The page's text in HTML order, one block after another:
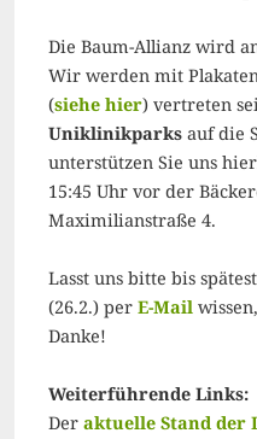
Die Baum-Allianz wird
Wir werden mit
(siehe hier) vertreten
Uniklinikparks auf die
unterstützen Sie uns
15:45 Uhr vor der
Maximilianstraße 4.
Lasst uns bitte bis
(26.2.) per E-Mail
Danke!
Weiterführende Links:
Der aktuelle Stand der